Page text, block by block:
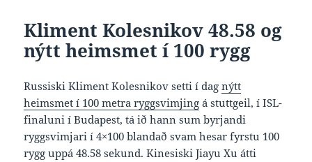
Kliment Kolesnikov 48.58 og
nýtt heimsmet í 100 rygg
Russiski Kliment Kolesnikov setti í dagnýtt
heimsmet í 100 metra ryggsvimjing á stuttgeil, í ISL-
finaluni í Budapest, tá ið hann sum byrjandi
ryggsvimjari í 4×100 blandað svam hesar fyrstu 100
rygg uppá 48.58 sekund. Kinesiski Jiayu Xu átti